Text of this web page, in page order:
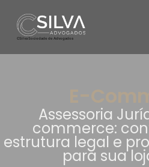
CSilva Sociedade de Advogados
Assessoria
commerce:
estrutura legal e
para sua